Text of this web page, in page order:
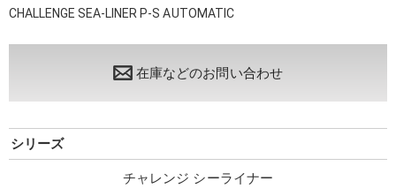
CHALLENGE SEA-LINER P-S AUTOMATIC
在庫などのお問い合わせ
シリーズ
チャレンジ シーライナー